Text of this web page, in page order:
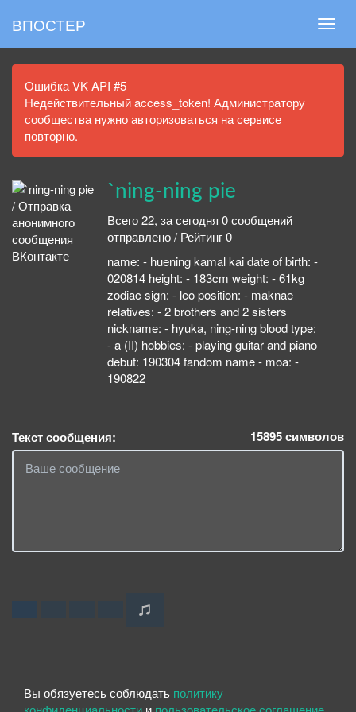
ВПОСТЕР
Ошибка VK API #5
Недействительный access_token! Администратору
сообщества нужно авторизоваться на сервисе
повторно.
`ning-ning pie
Всего 22, за сегодня 0 сообщений
отправлено / Рейтинг 0
name: - huening kamal kai date of birth: -
020814 height: - 183cm weight: - 61kg
zodiac sign: - leo position: - maknae
relatives: - 2 brothers and 2 sisters
nickname: - hyuka, ning-ning blood type:
- a (II) hobbies: - playing guitar and piano
debut: 190304 fandom name - moa: -
190822
Текст сообщения: 15895символов
Вы обязуетесь соблюдать политику